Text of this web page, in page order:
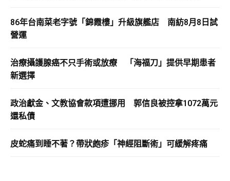
86年台南菜老字號「錦霞樓」升級旗艦店 南紡8月8日試
營運
治療攝護腺癌不只手術或放療 「海福刀」提供早期患者
新選擇
政治獻金、文教協會款項遭挪用 郭信良被控拿1072萬元
還私債
皮蛇痛到睡不著？帶狀皰疹「神經阻斷術」可緩解疼痛